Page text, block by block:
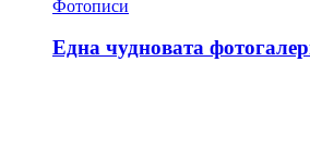
Фотописи
Една чудновата